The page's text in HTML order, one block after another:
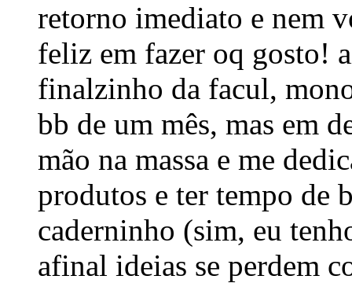
retorno imediato e nem
feliz em fazer oq gosto!
finalzinho da facul,
bb de um mês, mas em
mão na massa e me
produtos e ter tempo de
caderninho (sim, eu
afinal ideias se perdem